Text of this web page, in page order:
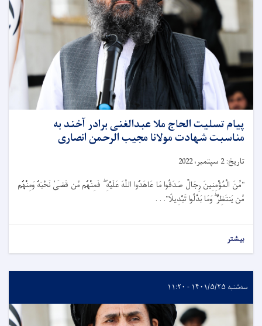
پیام تسلیت الحاج ملا عبدالغنی برادر آخند به
مناسبت شهادت مولانا مجیب الرحمن انصاری
تاریخ:2 سپتمبر،2022
"مِّنَ الْمُؤْمِنِينَ رِجَالٌ صَدَقُوا مَا عَاهَدُوا اللَّهَ عَلَيْهِ فَمِنْهُم مَّن قَضَى نَحْبَهُ وَمِنْهُم
مَّن يَنتَظِرُوَمَا بَدَّلُوا تَبْدِيلًا". . .
بیشتر
سه‌شنبه ۱۴۰۱/۵/۲۵ - ۱۱:۲۰